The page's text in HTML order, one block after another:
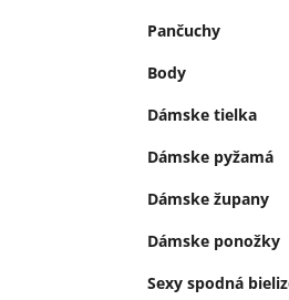
Pančuchy
Body
Dámske tielka
Dámske pyžamá
Dámske župany
Dámske ponožky
Sexy spodná